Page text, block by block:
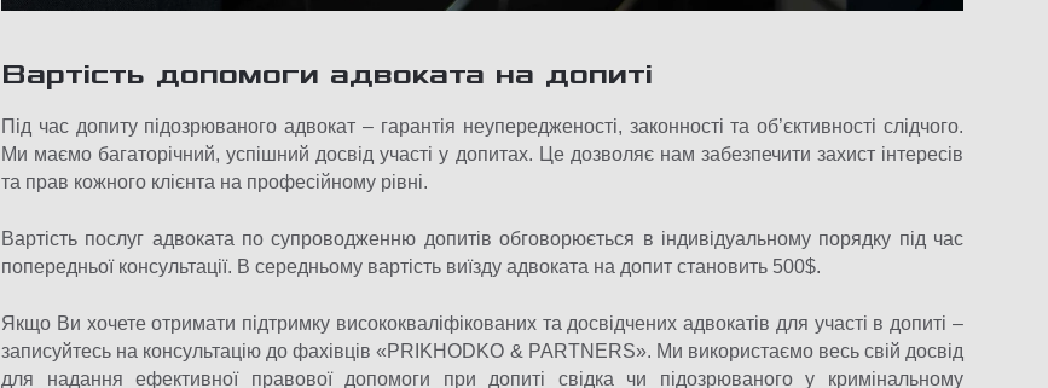
Вартість допомоги адвоката на допиті
Під час допиту підозрюваного адвокат – гарантія неупередженості, законності та об’єктивності слідчого.
Ми маємо багаторічний, успішний досвід участі у допитах. Це дозволяє нам забезпечити захист інтересів
та прав кожного клієнта на професійному рівні.
Вартість послуг адвоката по супроводженню допитів обговорюється в індивідуальному порядку під час
попередньої консультації. В середньому вартість виїзду адвоката на допит становить 500$.
Якщо Ви хочете отримати підтримку висококваліфікованих та досвідчених адвокатів для участі в допиті –
записуйтесь на консультацію до фахівців «PRIKHODKO & PARTNERS». Ми використаємо весь свій досвід
для надання ефективної правової допомоги при допиті свідка чи підозрюваного у кримінальному